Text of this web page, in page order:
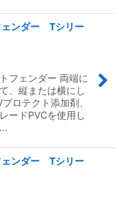
ェンダー Tシリー
フェンダー 両端に
、縦または横にし
ロテクト添加剤、
ードPVCを使用し
ェンダー Tシリー